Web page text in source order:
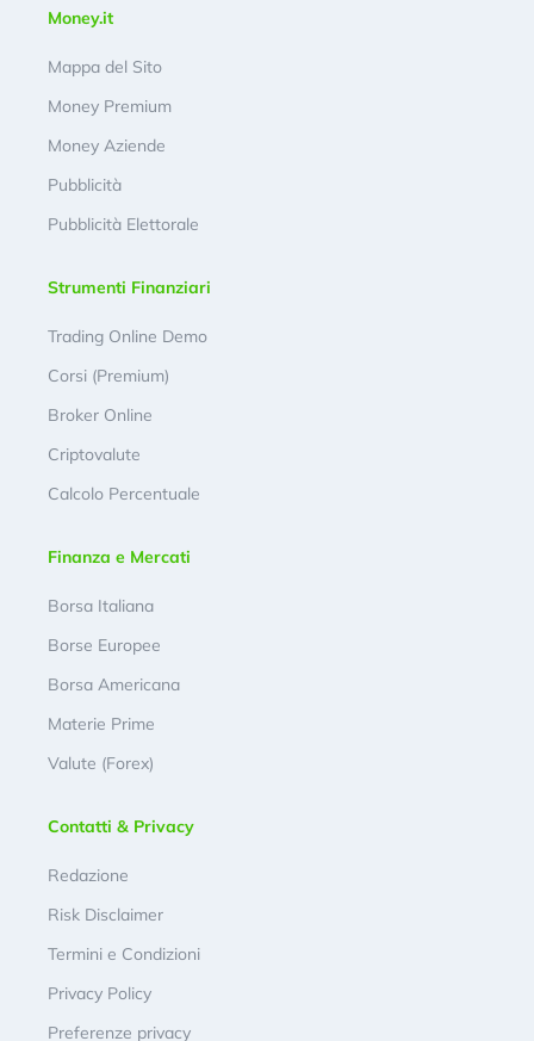
Money.it
Mappa del Sito
Money Premium
Money Aziende
Pubblicità
Pubblicità Elettorale
Strumenti Finanziari
Trading Online Demo
Corsi (Premium)
Broker Online
Criptovalute
Calcolo Percentuale
Finanza e Mercati
Borsa Italiana
Borse Europee
Borsa Americana
Materie Prime
Valute (Forex)
Contatti & Privacy
Redazione
Risk Disclaimer
Termini e Condizioni
Privacy Policy
Preferenze privacy